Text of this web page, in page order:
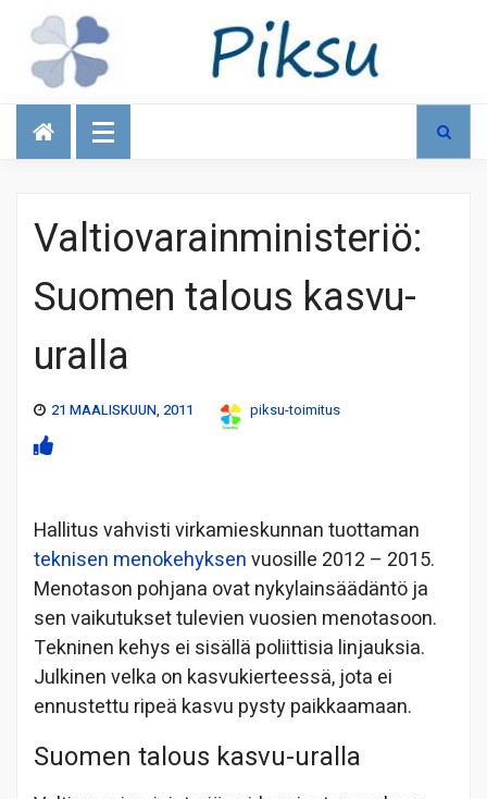
Talous
Valtiovarainministeriö:
Suomen talous kasvu-
uralla
21 MAALISKUUN, 2011 piksu-toimitus
Hallitus vahvisti virkamieskunnan tuottaman
teknisen menokehyksenvuosille 2012 – 2015.
Menotason pohjana ovat nykylainsäädäntö ja
sen vaikutukset tulevien vuosien menotasoon.
Tekninen kehys ei sisällä poliittisia linjauksia.
Julkinen velka on kasvukierteessä, jota ei
ennustettu ripeä kasvu pysty paikkaamaan.
Suomen talous kasvu-uralla